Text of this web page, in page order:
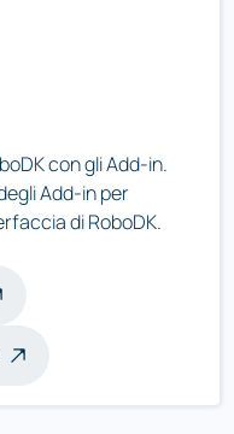
con gli Add-in.
Add-in per
di RoboDK.